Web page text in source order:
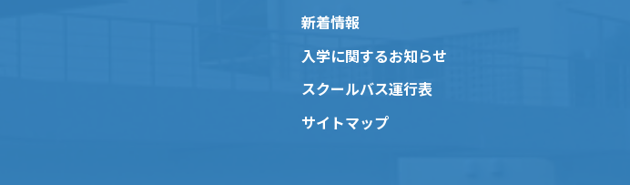
新着情報
入学に関するお知らせ
スクールバス運行表
サイトマップ